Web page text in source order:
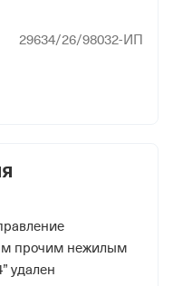
29634/26/98032-ИП
прочим нежилым
удален